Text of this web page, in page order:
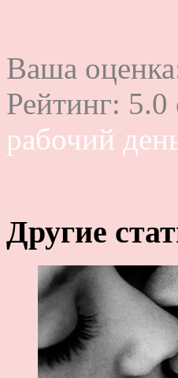
Ваша
Рейтинг: 5.0
рабочий
Другие